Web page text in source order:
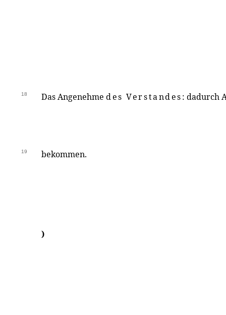
18 Das Angenehme des Verstandes: dadurch
19 bekommen.
)